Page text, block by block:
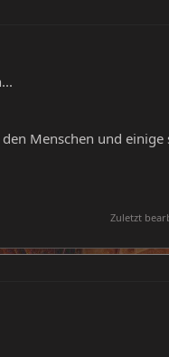
Menschen und einige
Zuletzt